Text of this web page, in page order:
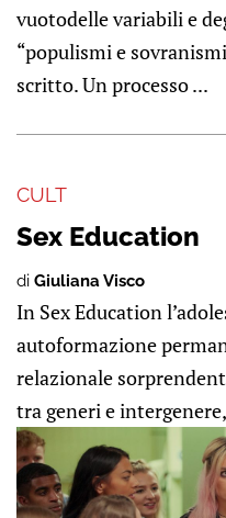
vuotodelle variabili e
“populismi e
scritto. Un processo ...
CULT
Sex Education
di Giuliana Visco
In Sex Education
autoformazione
relazionale
tra generi e